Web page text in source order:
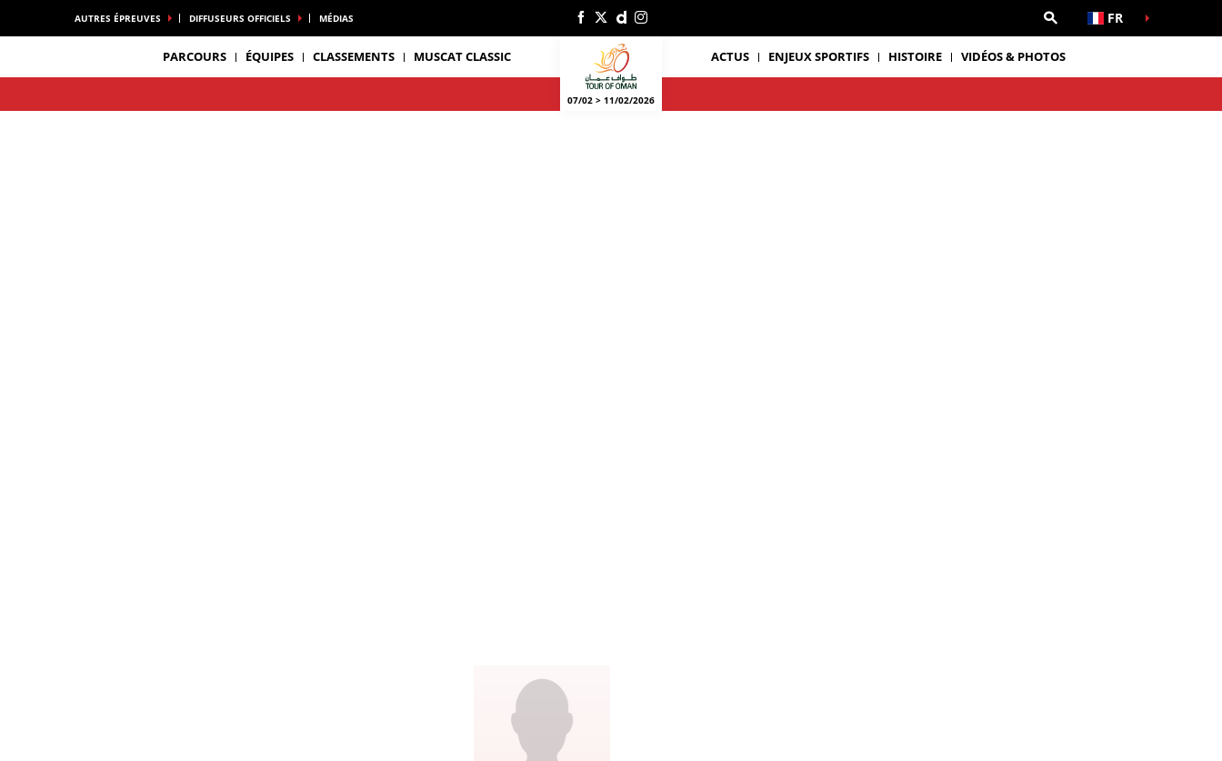
AUTRES ÉPREUVES DIFFUSEURS OFFICIELS MÉDIAS FR
PARCOURS ÉQUIPES CLASSEMENTS MUSCAT CLASSIC
07/02 > 11/02/2026
ACTUS ENJEUX SPORTIFS HISTOIRE VIDÉOS & PHOTOS